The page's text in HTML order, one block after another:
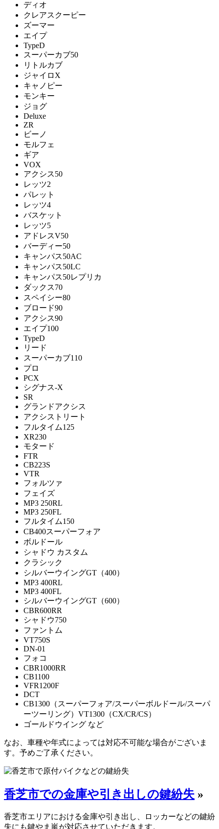
ディオ
クレアスクーピー
ズーマー
エイプ
TypeD
スーパーカブ50
リトルカブ
ジャイロX
キャノピー
モンキー
ジョグ
Deluxe
ZR
ビーノ
モルフェ
ギア
VOX
アクシス50
レッツ2
パレット
レッツ4
バスケット
レッツ5
アドレスV50
バーディー50
キャンパス50AC
キャンパス50LC
キャンパス50レプリカ
ダックス70
スペイシー80
ブロード90
アクシス90
エイプ100
TypeD
リード
スーパーカブ110
プロ
PCX
シグナス-X
SR
グランドアクシス
アクシストリート
フルタイム125
XR230
モタード
FTR
CB223S
VTR
フォルツァ
フェイズ
MP3 250RL
MP3 250FL
フルタイム150
CB400スーパーフォア
ボルドール
シャドウ カスタム
クラシック
シルバーウイングGT（400）
MP3 400RL
MP3 400FL
シルバーウイングGT（600）
CBR600RR
シャドウ750
ファントム
VT750S
DN-01
フォコ
CBR1000RR
CB1100
VFR1200F
DCT
CB1300（スーパーフォア/スーパーボルドール/スーパ
ーツーリング）VT1300（CX/CR/CS）
ゴールドウイング など
なお、車種や年式によっては対応不可能な場合がございま
す。予めご了承ください。
香芝市での金庫や引き出しの鍵紛失 »
香芝市エリアにおける金庫や引き出し、ロッカーなどの鍵紛
失にも鍵やま嵐が対応させていただきます。